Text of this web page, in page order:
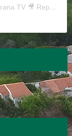
Uma publicação partilhada por 📰 Folha Serrana TV 🎥 Reportagens, notícias e curiosidades (@folhaserranatv)